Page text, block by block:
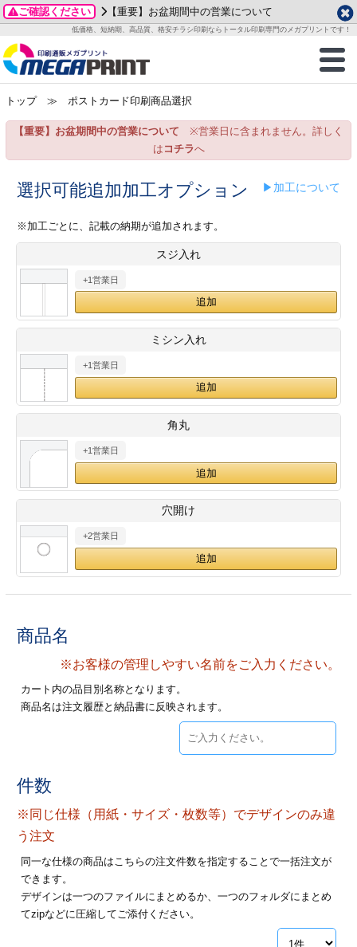
ご確認ください 【重要】お盆期間中の営業について
低価格、短納期、高品質、格安チラシ印刷ならトータル印刷専門のメガプリントです！
商品一覧
グッズ
ステッカー
ックカード印刷
業ツール印刷
＆盛り上げ印刷
ご利用ガイド
お客様へ
いて
方法
/送料について
刷
カード印刷
ックカード名刺
ムカード
型マル型印刷
ード印刷
刷
印刷
印刷
フォルダー
印刷
印刷
リーブ印刷
加工
印刷
データ作成ガイド
成前に
ガイド
加工指示ガイド
テンプレート
ード印刷
名刺印刷
ックカード
ード印刷
形マル型
印刷
刷
印刷
カード印刷
ァイル印刷
一覧
わせ
り
プル請求
2026年 8月
月
火 水 木 金
土
1
3
4 5 6 7
8
15
24
25 26 27
29
土
1
2 3
9 10 11
12
14
15 16 17 18
19
26
28
29 30
・・休業日
トップ≫ ポストカード印刷商品選択
【重要】お盆期間中の営業について ※営業日に含まれません。詳しく
は コチラへ
選択可能追加加工オプション ▶加工について
※加工ごとに、記載の納期が追加されます。
スジ入れ
+1営業日
ミシン入れ
+1営業日
角丸
+1営業日
穴開け
+2営業日
商品名
※お客様の管理しやすい名前をご入力ください。
カート内の品目別名称となります。
商品名は注文履歴と納品書に反映されます。
件数
※同じ仕様（用紙・サイズ・枚数等）でデザインのみ違
う注文
同一な仕様の商品はこちらの注文件数を指定することで一括注文が
できます。
デザインは一つのファイルにまとめるか、一つのフォルダにまとめ
てzipなどに圧縮してご添付ください。